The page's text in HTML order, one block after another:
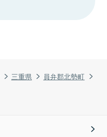
三重県
員弁郡北勢町